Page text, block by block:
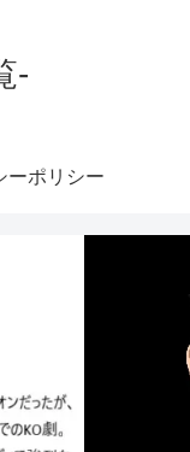
-
ーポリシー